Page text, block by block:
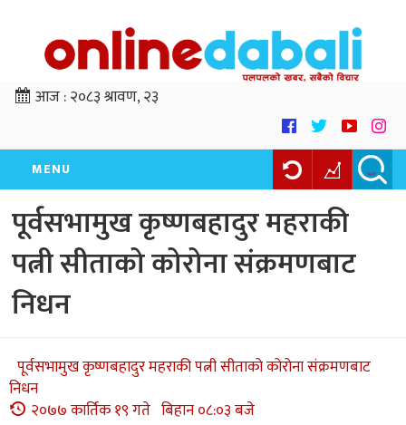
आज :२०८३ श्रावण, २३
MENU
पूर्वसभामुख कृष्णबहादुर महराकी
पत्नी सीताको कोरोना संक्रमणबाट
निधन
पूर्वसभामुख कृष्णबहादुर महराकी पत्नी सीताको कोरोना संक्रमणबाट
निधन
२०७७ कार्तिक १९ गते बिहान ०८:०३ बजे